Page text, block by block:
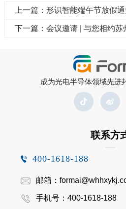
上一篇：形识智能端午节放假
成为光电半导体领域先进
联系方
400-1618-188
邮箱：
手机号：400-1618-188